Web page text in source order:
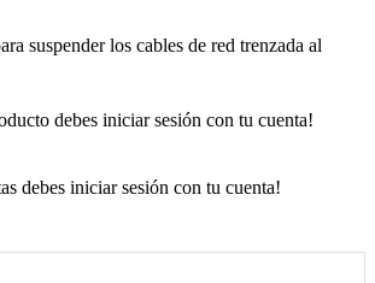
suspender los cables de red trenzada al
debes iniciar sesión con tu cuenta!
debes iniciar sesión con tu cuenta!